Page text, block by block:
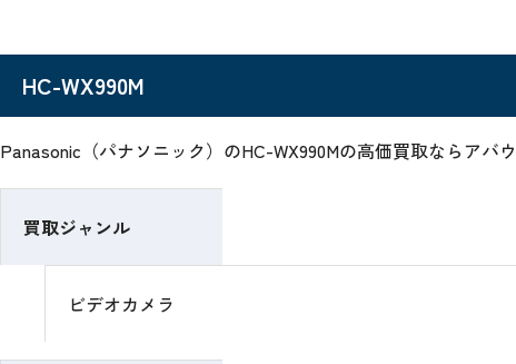
HC-WX990M
Panasonic（パナソニック）のHC-WX990Mの高価買取ならアバ
買取ジャンル
ビデオカメラ